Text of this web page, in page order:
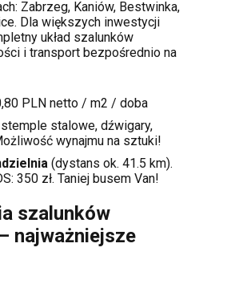
Zabrzeg, Kaniów, Bestwinka,
. Dla większych inwestycji
układ szalunków
i transport bezpośrednio na
PLN netto / m2 / doba
stemple stalowe, dźwigary,
wynajmu na sztuki!
(dystans ok. 41.5 km).
350 zł. Taniej busem Van!
szalunków
– najważniejsze